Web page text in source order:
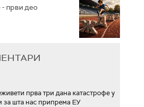
први део
прва три дана катастрофе у
за шта нас припрема ЕУ